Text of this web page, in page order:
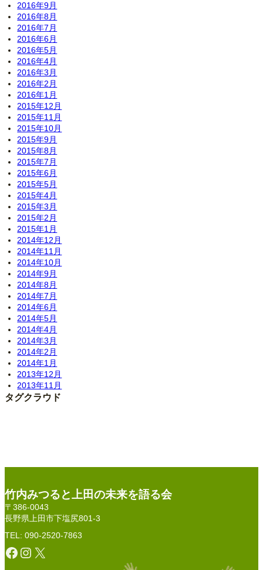
2016年9月
2016年8月
2016年7月
2016年6月
2016年5月
2016年4月
2016年3月
2016年2月
2016年1月
2015年12月
2015年11月
2015年10月
2015年9月
2015年8月
2015年7月
2015年6月
2015年5月
2015年4月
2015年3月
2015年2月
2015年1月
2014年12月
2014年11月
2014年10月
2014年9月
2014年8月
2014年7月
2014年6月
2014年5月
2014年4月
2014年3月
2014年2月
2014年1月
2013年12月
2013年11月
タグクラウド
竹内みつると上田の未来を語る会
〒386-0043
長野県上田市下塩尻801-3
TEL: 090-2520-7863
Facebook Instagram X